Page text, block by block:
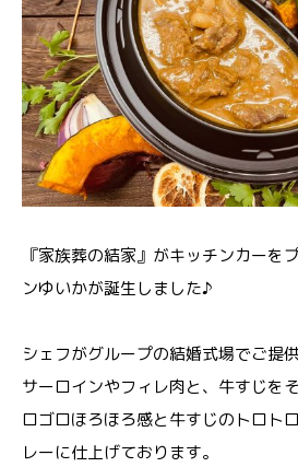
『家族葬の結家』がキッチンカーを
ンゆいかが誕生しました♪
シェフがグループの結婚式場でご提
サーロインやフィレ肉と、牛すじを
ロゴロほろほろ感と牛すじのトロト
レーに仕上げております。